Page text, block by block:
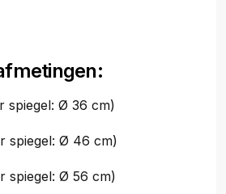
spiegel: Ø 36 cm)
spiegel: Ø 46 cm)
spiegel: Ø 56 cm)